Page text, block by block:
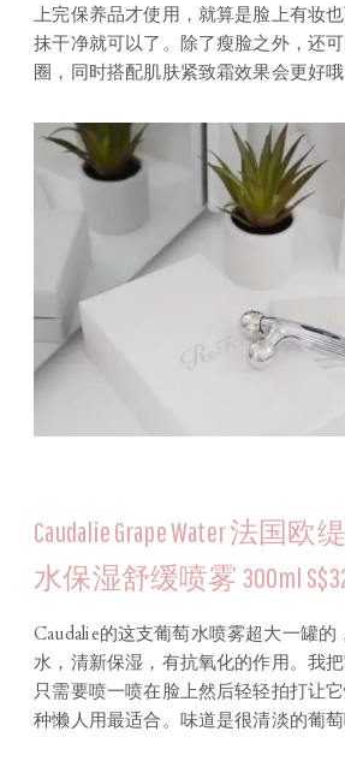
上完保养品才使用，就算是脸上有妆
抹干净就可以了。除了瘦脸之外，还
圈，同时搭配肌肤紧致霜效果会更好哦
Caudalie Grape Water 法国
水保湿舒缓喷雾 300ml
Caudalie的这支葡萄水喷雾超大一罐
水，清新保湿，有抗氧化的作用。我
只需要喷一喷在脸上然后轻轻拍打让
种懒人用最适合。味道是很清淡的葡萄